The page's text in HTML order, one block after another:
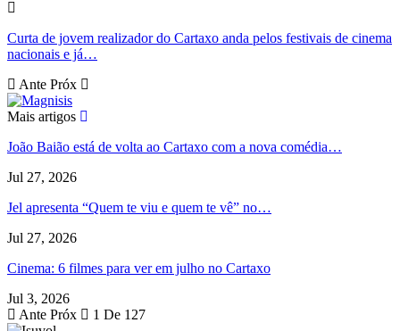
Curta de jovem realizador do Cartaxo anda pelos festivais de cinema
nacionais e já…
Ante Próx
Mais artigos
João Baião está de volta ao Cartaxo com a nova comédia…
Jul 27, 2026
Jel apresenta “Quem te viu e quem te vê” no…
Jul 27, 2026
Cinema: 6 filmes para ver em julho no Cartaxo
Jul 3, 2026
Ante Próx 1 De 127